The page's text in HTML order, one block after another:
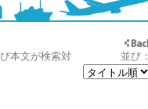
本文が検索対
並び：